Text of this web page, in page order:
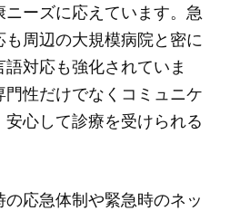
ーズに応えています。急
周辺の大規模病院と密に
対応も強化されていま
性だけでなくコミュニケ
心して診療を受けられる
応急体制や緊急時のネッ